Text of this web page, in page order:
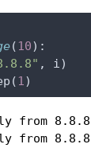
(10):
, i)
1)
from
from